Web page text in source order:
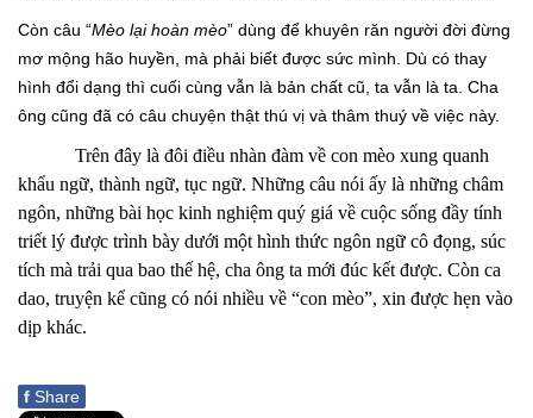
Còn câu “Mèo lại hoàn mèo” dùng để khuyên răn người đời đừng
mơ mộng hão huyền, mà phải biết được sức mình. Dù có thay
hình đổi dạng thì cuối cùng vẫn là bản chất cũ, ta vẫn là ta. Cha
ông cũng đã có câu chuyện thật thú vị và thâm thuý về việc này.
Trên đây là đôi điều nhàn đàm về con mèo xung quanh
khẩu ngữ, thành ngữ, tục ngữ. Những câu nói ấy là những châm
ngôn, những bài học kinh nghiệm quý giá về cuộc sống đầy tính
triết lý được trình bày dưới một hình thức ngôn ngữ cô đọng, súc
tích mà trải qua bao thế hệ, cha ông ta mới đúc kết được. Còn ca
dao, truyện kể cũng có nói nhiều về “con mèo”, xin được hẹn vào
dịp khác.
f Share